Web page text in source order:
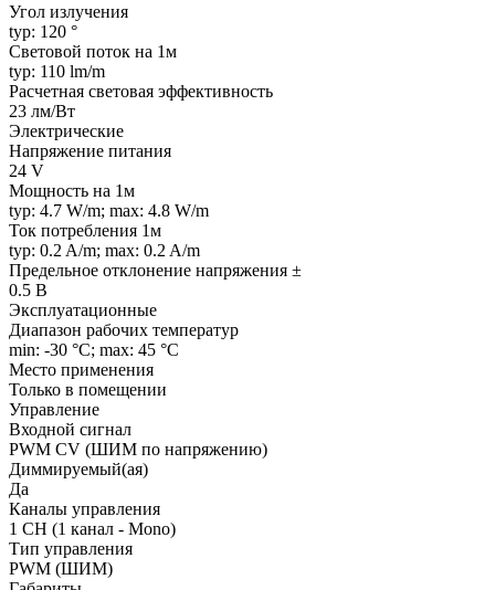
Угол излучения
typ: 120 °
Световой поток на 1м
typ: 110 lm/m
Расчетная световая эффективность
23 лм/Вт
Электрические
Напряжение питания
24 V
Мощность на 1м
typ: 4.7 W/m; max: 4.8 W/m
Ток потребления 1м
typ: 0.2 A/m; max: 0.2 A/m
Предельное отклонение напряжения ±
0.5 В
Эксплуатационные
Диапазон рабочих температур
min: -30 °C; max: 45 °C
Место применения
Только в помещении
Управление
Входной сигнал
PWM СV (ШИМ по напряжению)
Диммируемый(ая)
Да
Каналы управления
1 CH (1 канал - Mono)
Тип управления
PWM (ШИМ)